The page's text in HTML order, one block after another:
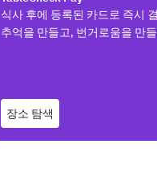
식사 후에 등록된 카드로 즉시
추억을 만들고, 번거로움을 만
장소 탐색